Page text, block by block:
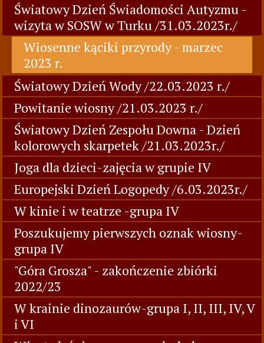
Światowy Dzień Świadomości Autyzmu -
wizyta w SOSW w Turku /31.03.2023r./
Wiosenne kąciki przyrody - marzec
2023 r.
Światowy Dzień Wody /22.03.2023 r./
Powitanie wiosny /21.03.2023 r./
Światowy Dzień Zespołu Downa - Dzień
kolorowych skarpetek /21.03.2023r./
Joga dla dzieci-zajęcia w grupie IV
Europejski Dzień Logopedy /6.03.2023r./
W kinie i w teatrze -grupa IV
Poszukujemy pierwszych oznak wiosny-
grupa IV
"Góra Grosza" - zakończenie zbiórki
2022/23
W krainie dinozaurów-grupa I, II, III, IV, V
i VI